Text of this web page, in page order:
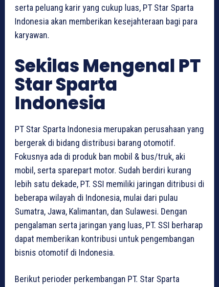
serta peluang karir yang cukup luas, PT Star Sparta
Indonesia akan memberikan kesejahteraan bagi para
karyawan.
Sekilas Mengenal PT
Star Sparta
Indonesia
PT Star Sparta Indonesia merupakan perusahaan yang
bergerak di bidang distribusi barang otomotif.
Fokusnya ada di produk ban mobil & bus/truk, aki
mobil, serta sparepart motor. Sudah berdiri kurang
lebih satu dekade, PT. SSI memiliki jaringan ditribusi di
beberapa wilayah di Indonesia, mulai dari pulau
Sumatra, Jawa, Kalimantan, dan Sulawesi. Dengan
pengalaman serta jaringan yang luas, PT. SSI berharap
dapat memberikan kontribusi untuk pengembangan
bisnis otomotif di Indonesia.
Berikut perioder perkembangan PT. Star Sparta